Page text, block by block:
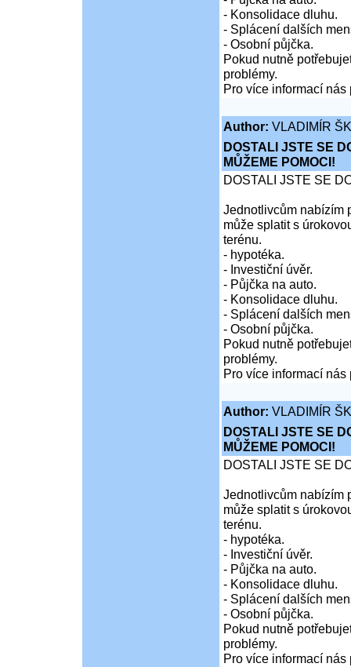
- Konsolidace dluhu.
- Splácení dalších
- Osobní půjčka.
Pokud nutně
problémy.
Pro více informací nás
Author: VLADIMÍR
DOSTALI JSTE SE
MŮŽEME POMOCI!
DOSTALI JSTE SE
Jednotlivcům nabízím
může splatit s
terénu.
- hypotéka.
- Investiční úvěr.
- Půjčka na auto.
- Konsolidace dluhu.
- Splácení dalších
- Osobní půjčka.
Pokud nutně
problémy.
Pro více informací nás
Author: VLADIMÍR
DOSTALI JSTE SE
MŮŽEME POMOCI!
DOSTALI JSTE SE
Jednotlivcům nabízím
může splatit s
terénu.
- hypotéka.
- Investiční úvěr.
- Půjčka na auto.
- Konsolidace dluhu.
- Splácení dalších
- Osobní půjčka.
Pokud nutně
problémy.
Pro více informací nás